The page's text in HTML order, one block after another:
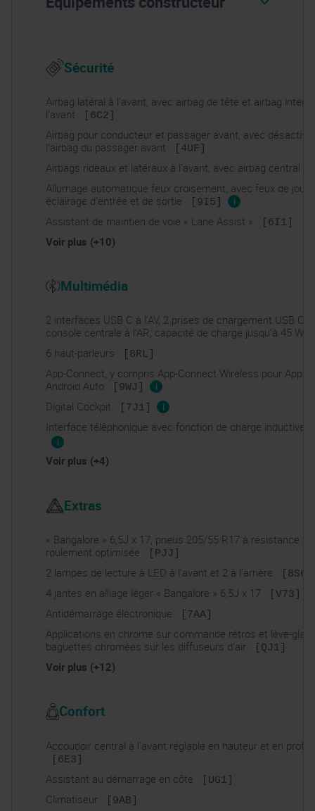
Sécurité
Airbag latéral à l’avant, avec airbag de tête et airbag
l’avant
[6C2]
Airbag pour conducteur et passager avant, avec
l’airbag du passager avant
[4UF]
Airbags rideaux et latéraux à l’avant, avec airbag central
Allumage automatique feux croisement, avec feux de jour
éclairage d’entrée et de sortie
[9I5] i
Assistant de maintien de voie « Lane Assist » [6I1]
Voir plus (+10)
Multimédia
2 interfaces USB C à l’AV, 2 prises de chargement USB C
console centrale à l’AR; capacité de charge jusqu’à 45 W
6 haut-parleurs [8RL]
App-Connect, y compris App-Connect Wireless pour Apple
Android Auto
[9WJ] i
Digital Cockpit [7J1] i
Interface téléphonique avec fonction de charge inductive
i
Voir plus (+4)
Extras
« Bangalore » 6,5J x 17, pneus 205/55 R17 à résistance au
roulement optimisée
[PJJ]
2 lampes de lecture à LED à l’avant et 2 à l’arrière [8S6]
4 jantes en alliage léger « Bangalore » 6,5J x 17 [V73]
Antidémarrage électronique [7AA]
Applications en chrome sur commande rétros et lève-
baguettes chromées sur les diffuseurs d’air
[QJ1]
Voir plus (+12)
Confort
Accoudoir central à l’avant réglable en hauteur et en
[6E3]
Assistant au démarrage en côte [UG1]
Climatiseur [9AB]